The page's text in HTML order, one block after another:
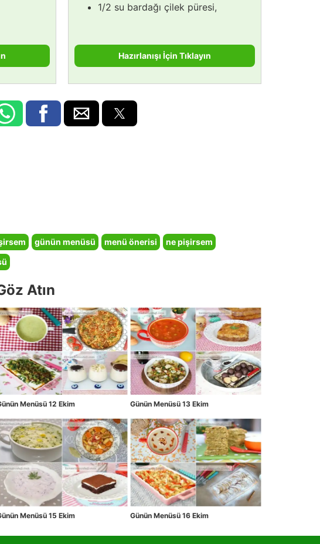
1/2 su bardağı çilek püresi,
Hazırlanışı İçin Tıklayın
günün menüsü menü önerisi
ne pişirsem
Atın
Menüsü 12 Ekim Günün Menüsü 13 Ekim
Menüsü 15 Ekim Günün Menüsü 16 Ekim